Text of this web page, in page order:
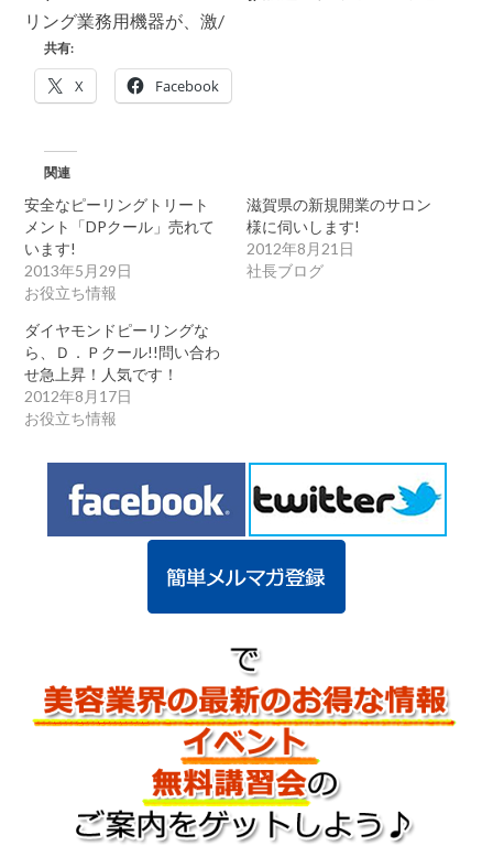
リング業務用機器が、激/
共有:
X Facebook
関連
安全なピーリングトリート
メント「DPクール」売れて
います!
2013年5月29日
お役立ち情報
滋賀県の新規開業のサロン
様に伺いします!
2012年8月21日
社長ブログ
ダイヤモンドピーリングな
ら、Ｄ．Ｐクール!!問い合わ
せ急上昇！人気です！
2012年8月17日
お役立ち情報